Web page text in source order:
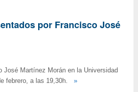
por Francisco José
Martínez Morán en la Universidad
febrero, a las 19,30h. »